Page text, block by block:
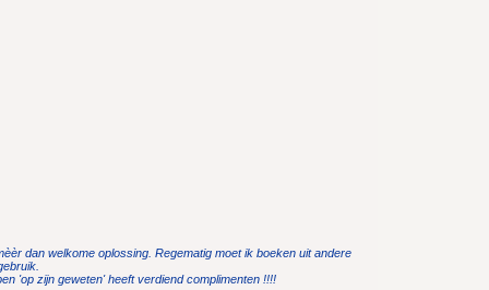
dan welkome oplossing. Regematig moet ik boeken uit andere
'op zijn geweten' heeft verdiend complimenten !!!!